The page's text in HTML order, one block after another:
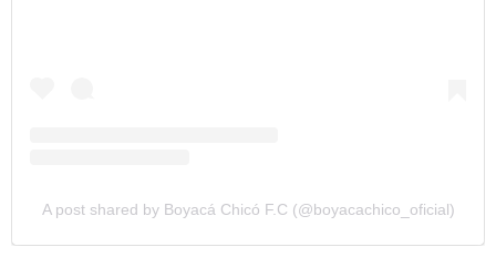
A post shared by Boyacá Chicó F.C (@boyacachico_oficial)